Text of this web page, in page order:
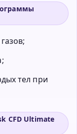
тел при
CFD Ultimate